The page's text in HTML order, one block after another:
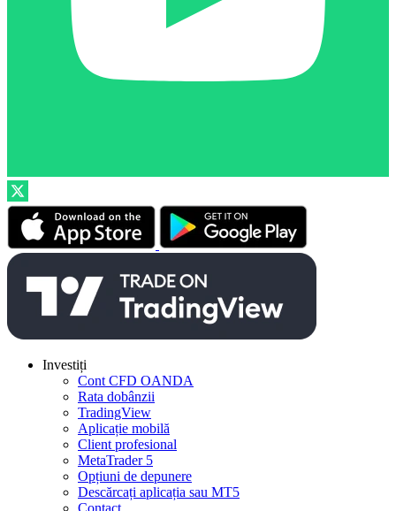
Investiți
Cont CFD OANDA
Rata dobânzii
TradingView
Aplicație mobilă
Client profesional
MetaTrader 5
Opțiuni de depunere
Descărcați aplicația sau MT5